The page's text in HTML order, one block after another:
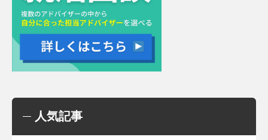
人気記事